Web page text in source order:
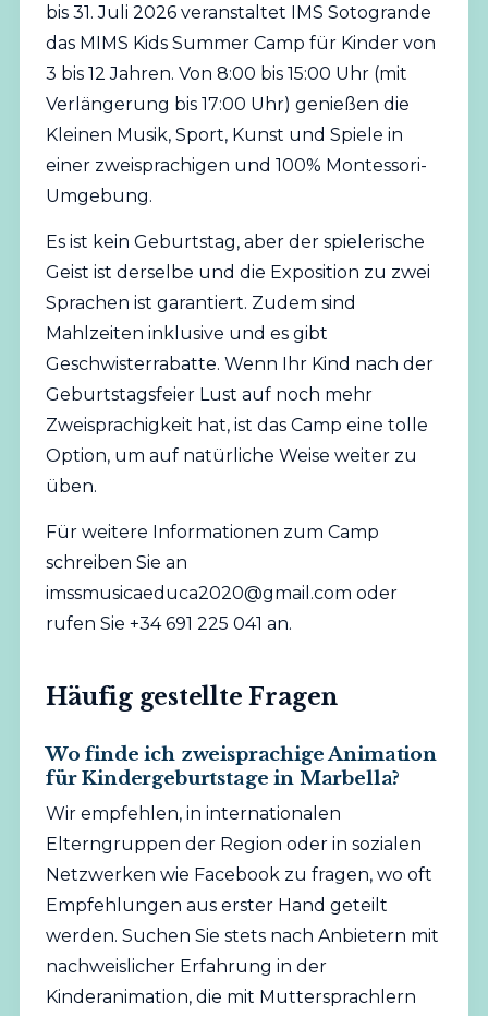
bis 31. Juli 2026 veranstaltet IMS Sotogrande
das MIMS Kids Summer Camp für Kinder von
3 bis 12 Jahren. Von 8:00 bis 15:00 Uhr (mit
Verlängerung bis 17:00 Uhr) genießen die
Kleinen Musik, Sport, Kunst und Spiele in
einer zweisprachigen und 100% Montessori-
Umgebung.
Es ist kein Geburtstag, aber der spielerische
Geist ist derselbe und die Exposition zu zwei
Sprachen ist garantiert. Zudem sind
Mahlzeiten inklusive und es gibt
Geschwisterrabatte. Wenn Ihr Kind nach der
Geburtstagsfeier Lust auf noch mehr
Zweisprachigkeit hat, ist das Camp eine tolle
Option, um auf natürliche Weise weiter zu
üben.
Für weitere Informationen zum Camp
schreiben Sie an
imssmusicaeduca2020@gmail.com oder
rufen Sie +34 691 225 041 an.
Häufig gestellte Fragen
Wo finde ich zweisprachige Animation
für Kindergeburtstage in Marbella?
Wir empfehlen, in internationalen
Elterngruppen der Region oder in sozialen
Netzwerken wie Facebook zu fragen, wo oft
Empfehlungen aus erster Hand geteilt
werden. Suchen Sie stets nach Anbietern mit
nachweislicher Erfahrung in der
Kinderanimation, die mit Muttersprachlern